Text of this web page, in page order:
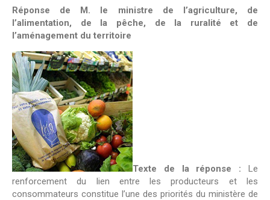
Réponse de M. le ministre de l’agriculture, de
l’alimentation, de la pêche, de la ruralité et de
l’aménagement du territoire
Texte de la réponse : Le
renforcement du lien entre les producteurs et les
consommateurs constitue l’une des priorités du ministère de